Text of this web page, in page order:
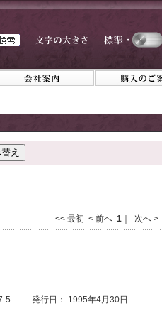
<< 最初 < 前へ 1 ｜ 次へ
5 発行日： 1995年4月30日